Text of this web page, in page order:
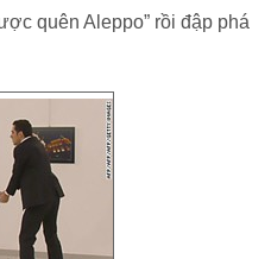
quên Aleppo” rồi đập phá